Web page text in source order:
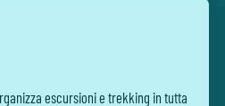
escursioni e trekking in tutta